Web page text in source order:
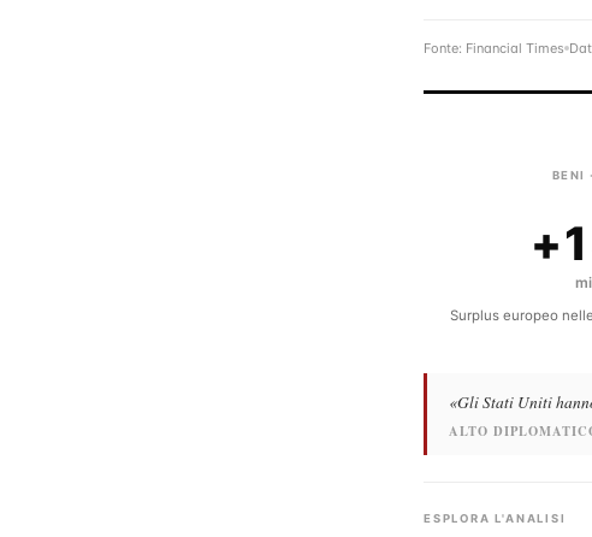
Fonte: Financial Times
BENI
Surplus europeo
«Gli Stati Uniti
ALTO
ESPLORA L'ANALISI